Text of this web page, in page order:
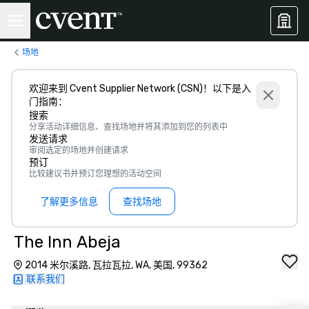
场地
欢迎来到 Cvent Supplier Network (CSN)！以下是入
门指南：
搜索
分享活动详细信息、查找场地并将其添加到您的列表中
发送请求
审阅选定的场地并创建请求
预订
比较建议书并预订您理想的活动空间
了解更多信息 查找场地
The Inn Abeja
2014 米尔溪路, 瓦拉瓦拉, WA, 美国, 99362
联系我们